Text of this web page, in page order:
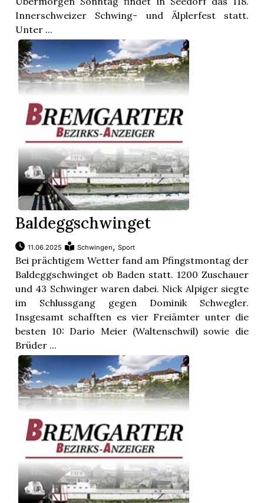
Innerschweizer Schwing- und Älplerfest statt.
Unter ...
Baldeggschwinget
11.06.2025 Schwingen,Sport
Bei prächtigem Wetter fand am Pfingstmontag der
Baldeggschwinget ob Baden statt. 1200 Zuschauer
und 43 Schwinger waren dabei. Nick Alpiger siegte
im Schlussgang gegen Dominik Schwegler.
Insgesamt schafften es vier Freiämter unter die
besten 10: Dario Meier (Waltenschwil) sowie die
Brüder ...